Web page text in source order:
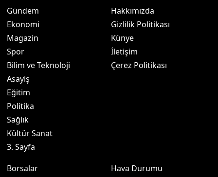
Gündem
Ekonomi
Magazin
Spor
Bilim ve Teknoloji
Asayiş
Eğitim
Politika
Sağlık
Kültür Sanat
3. Sayfa
Hakkımızda
Gizlilik Politikası
Künye
İletişim
Çerez Politikası
Borsalar
Hava Durumu